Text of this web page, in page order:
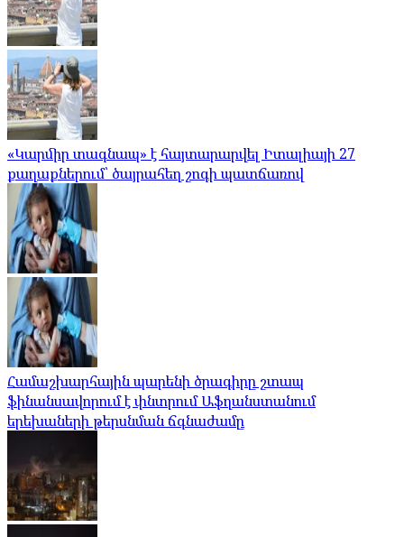
«Կարմիր տագնապ» է հայտարարվել Իտալիայի 27
քաղաքներում՝ ծայրահեղ շոգի պատճառով
Համաշխարհային պարենի ծրագիրը շտապ
ֆինանսավորում է փնտրում Աֆղանստանում
երեխաների թերսնման ճգնաժամը